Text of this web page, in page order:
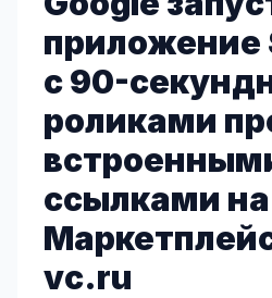
приложение
с 90-
роликами
ссылками
vc.ru